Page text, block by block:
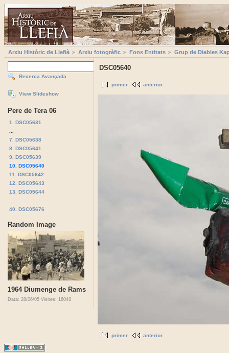
Arxiu Històric de Llefià Arxiu fotogràfic Fons Entitats Grup de Diables
Recerca Avançada
View Slideshow
Pere de Tera 06
1. DSC05631
7. DSC05638
8. DSC05641
9. DSC05639
10. DSC05640
11. DSC05642
12. DSC05643
13. DSC05644
40. DSC05676
Random Image
1964 Diumenge de Rams
Data: 28/06/05 Visites: 16048
DSC05640
primer anterior
primer anterior